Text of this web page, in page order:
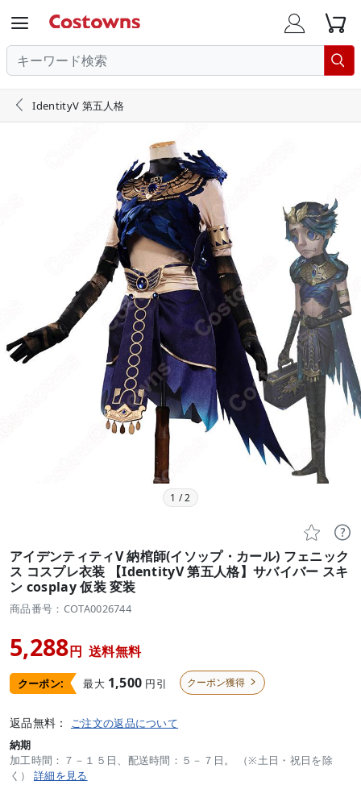
  

 IdentityV 第五人格
1 /2
 
アイデンティティV 納棺師(イソップ・カール) フェニック
ス コスプレ衣装 【IdentityV 第五人格】サバイバー スキ
ン cosplay 仮装 変装
商品番号：COTA0026744
5,288円 送料無料
クーポン: 最大 1,500 円引 クーポン獲得 
返品無料： ご注文の返品について
納期
加工時間：７－１５日、配送時間：５－７日。 （※土日・祝日を除
く） 詳細を見る